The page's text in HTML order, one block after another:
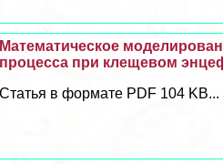
Математическое
процесса при клещевом
Статья в формате PDF 104 KB...